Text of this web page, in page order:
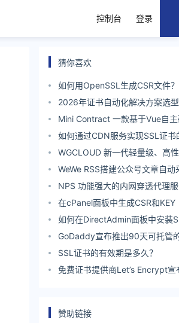
控制台 登录
猜你喜欢
如何用OpenSSL生成CSR文件？
2026年证书自动化解决方案选
Mini Contract 一款基于Vue自
自主知识产权的免费开源电子合
如何通过CDN服务实现SSL证书
WGCLOUD 新一代轻量级、高
维监控系统
WeWe RSS搭建公众号文章自动
NPS 功能强大的内网穿透代理
在cPanel面板中生成CSR和KEY
如何在DirectAdmin面板中安装
GoDaddy宣布推出90天可托管
SSL证书的有效期是多久？
免费证书提供商Let’s Encrypt
赞助链接